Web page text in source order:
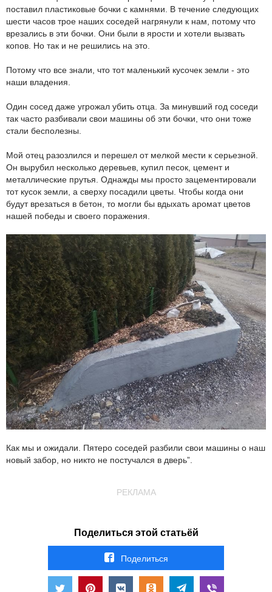
поставил пластиковые бочки с камнями. В течение следующих
шести часов трое наших соседей нагрянули к нам, потому что
врезались в эти бочки. Они были в ярости и хотели вызвать
копов. Но так и не решились на это.
Потому что все знали, что тот маленький кусочек земли - это
наши владения.
Один сосед даже угрожал убить отца. За минувший год соседи
так часто разбивали свои машины об эти бочки, что они тоже
стали бесполезны.
Мой отец разозлился и перешел от мелкой мести к серьезной.
Он вырубил несколько деревьев, купил песок, цемент и
металлические прутья. Однажды мы просто зацементировали
тот кусок земли, а сверху посадили цветы. Чтобы когда они
будут врезаться в бетон, то могли бы вдыхать аромат цветов
нашей победы и своего поражения.
Как мы и ожидали. Пятеро соседей разбили свои машины о наш
новый забор, но никто не постучался в дверь”.
РЕКЛАМА
Поделиться этой статьёй
Поделиться